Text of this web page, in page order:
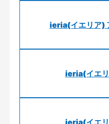
ieria(イエリア)
ieria(イエ
ieria(イエ